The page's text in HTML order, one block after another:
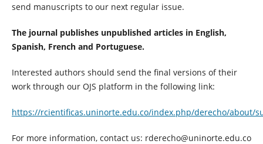
send manuscripts to our next regular issue.
The journal publishes unpublished articles in English,
Spanish, French and Portuguese.
Interested authors should send the final versions of their
work through our OJS platform in the following link:
https://rcientificas.uninorte.edu.co/index.php/derecho/about/
For more information, contact us: rderecho@uninorte.edu.co